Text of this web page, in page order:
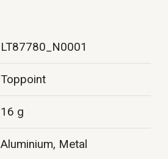
LT87780_N0001
Toppoint
16 g
Aluminium, Metal